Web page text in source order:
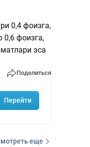
0,4 фоизга,
0,6 фоизга,
эса
Поделиться
Перейти
еще